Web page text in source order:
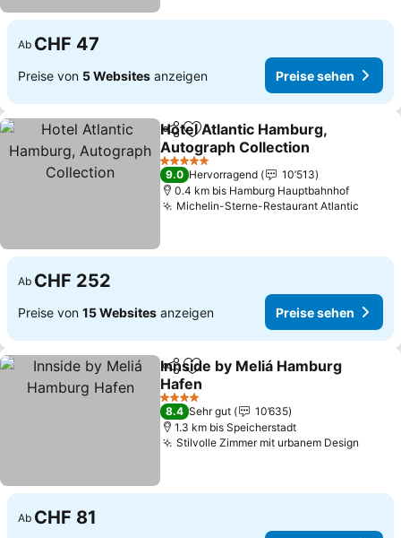
Ab CHF 47
Preise von 5 Websites anzeigen Preise sehen
TeilenZu Favoriten hinzufügen
Hotel Atlantic Hamburg,
Autograph Collection
5 Sterne
9.0 Hervorragend
10’513
0.4 km bis Hamburg Hauptbahnhof
Michelin-Sterne-Restaurant Atlantic
Ab CHF 252
Preise von 15 Websites anzeigen Preise sehen
TeilenZu Favoriten hinzufügen
Innside by Meliá Hamburg
Hafen
4 Sterne
8.4 Sehr gut
10’635
1.3 km bis Speicherstadt
Stilvolle Zimmer mit urbanem Design
Ab CHF 81